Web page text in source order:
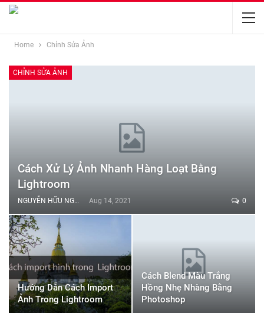
Home Chỉnh Sửa Ảnh
CHỈNH SỬA ẢNH
Cách Xử Lý Ảnh Nhanh Hàng Loạt Bằng
Lightroom
NGUYỄN HỮU NGHĨA Aug 14, 2021 0
Hướng Dẫn Cách Import
Ảnh Trong Lightroom
Cách Blend Màu Trắng
Hồng Nhẹ Nhàng Bằng
Photoshop